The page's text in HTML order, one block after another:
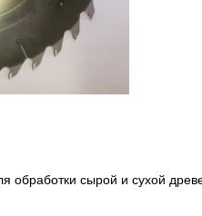
обработки сырой и сухой